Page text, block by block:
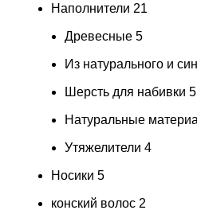
Наполнители 21
Древесные 5
Из натурального и
Шерсть для набивки 5
Натуральные
Утяжелители 4
Носики 5
конский волос 2